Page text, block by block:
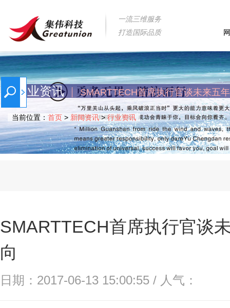
一流三维服务
打造国际品质
行业资讯 SMARTTECH首席执行官谈未来五
当前位置： 首页 > 新闻资讯>行业资讯
SMARTTECH首席执行官谈
向
日期：2017-06-13 15:00:55 / 人气：